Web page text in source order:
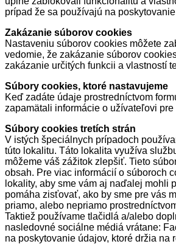
prípad že sa používajú na
Zakázanie súborov cookies
Nastaveniu súborov cookies môžete
vedomie, že zakázanie súborov
zakázanie určitých funkcii a vlastností
Súbory cookies, ktoré nastavujeme
Keď zadáte údaje prostredníctvom
zapamätali informácie o užívateľovi
Súbory cookies tretích strán
V istých špeciálnych prípadoch
túto lokalitu. Táto lokalita využíva
môžeme váš zážitok zlepšiť. Tieto
obsah. Pre viac informácií o súboroch
lokality, aby sme vám aj naďalej mohli
pomáha zisťovať, ako by sme pre vás
priamo, alebo nepriamo
Taktiež používame tlačidlá a/alebo
nasledovné sociálne médiá vrátane:
na poskytovanie údajov, ktoré držia